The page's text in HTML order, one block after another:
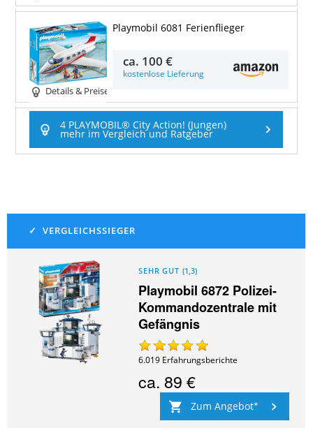
Details & Preise
Playmobil 6081 Ferienflieger
ca. 100 €
kostenlose Lieferung
4 PLAYMOBIL® City Action! (Jungen)
mehr im Vergleich und Ratgeber
SEHR GUT (1,3)
Playmobil 6872 Polizei-
Kommandozentrale mit
Gefängnis
6.019 Erfahrungsberichte
ca. 89 €
Zum Angebot